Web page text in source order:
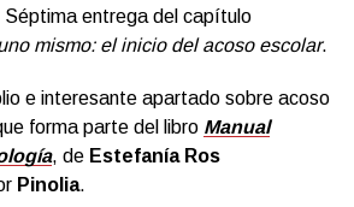
entrega del capítulo
mismo: el inicio del acoso escolar.
e interesante apartado sobre acoso
forma parte del libro Manual
, de Estefanía Ros
Pinolia.